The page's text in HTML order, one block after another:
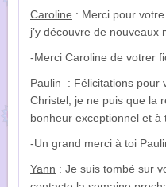
Caroline : Merci pour
j’y découvre de nouveaux
-Merci Caroline de votrer
Paulin
: Félicitations pour
Christel, je ne puis que la
bonheur exceptionnel et à
-Un grand merci à toi
Yann : Je suis tombé sur